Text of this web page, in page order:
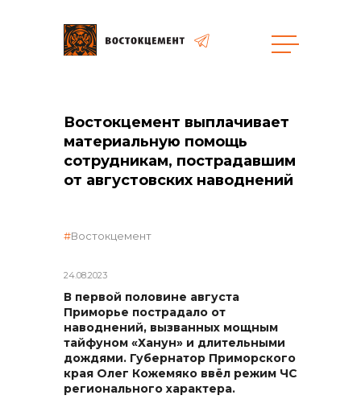
общая информация
объявленные закупки
реализация неликвидов
контакты отдела закупок
Востокцемент выплачивает
материальную помощь
сотрудникам, пострадавшим
от августовских наводнений
24.08.2023
Востокцемент
В первой половине августа
Приморье пострадало от
наводнений, вызванных мощным
тайфуном «Ханун» и длительными
дождями. Губернатор Приморского
края Олег Кожемяко ввёл режим ЧС
регионального характера.